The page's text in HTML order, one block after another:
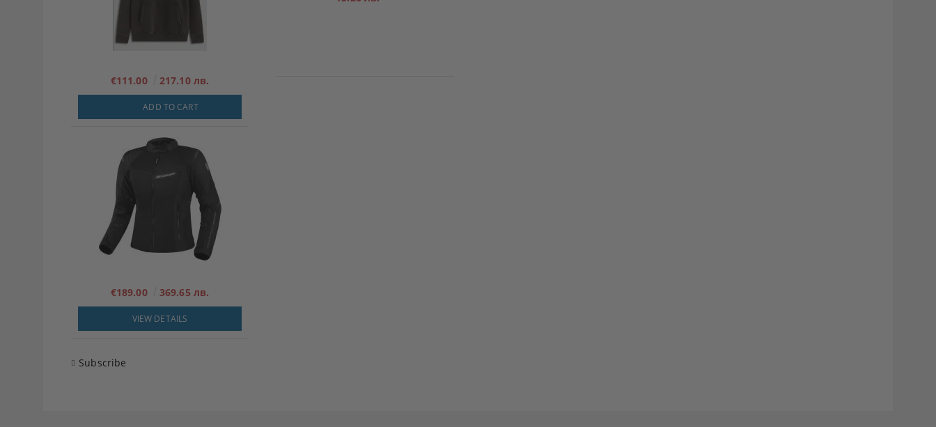
€111.00 217.10 лв.
ADD TO CART
€189.00 369.65 лв.
VIEW DETAILS
Subscribe